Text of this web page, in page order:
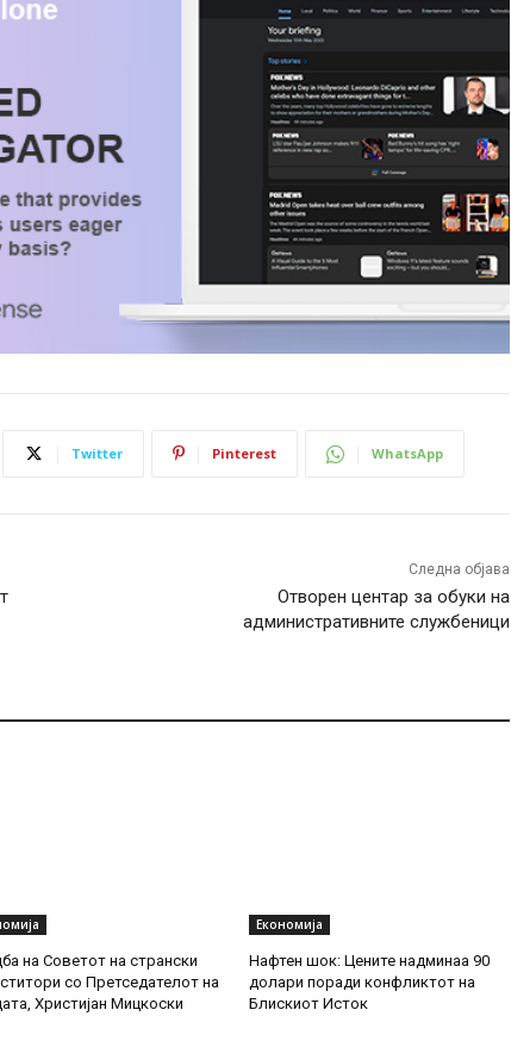
Twitter Pinterest WhatsApp
Следна објава
Отворен центар за обуки на
административните службеници
на Советот на странски
со Претседателот на
Христијан Мицкоски
Економија
Нафтен шок: Цените надминаа 90
долари поради конфликтот на
Блискиот Исток